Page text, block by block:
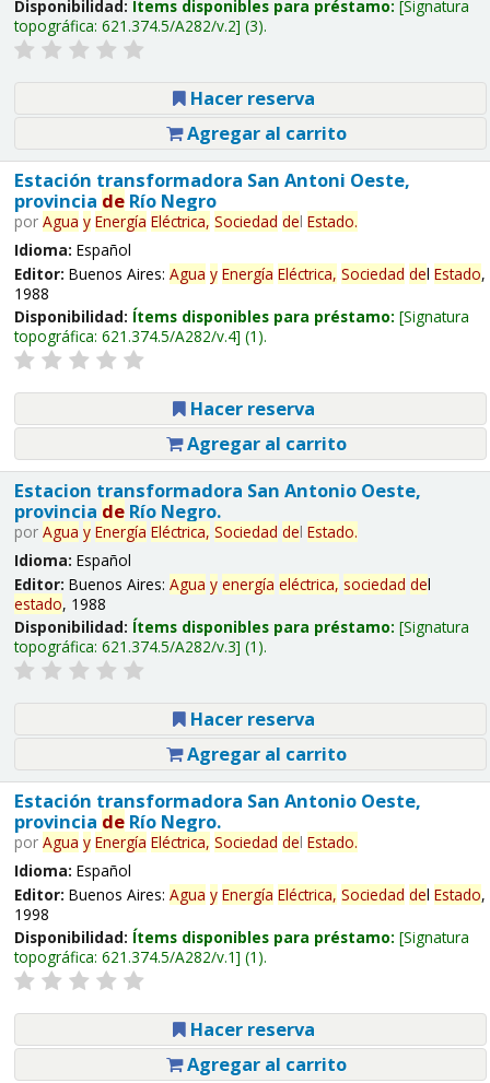
Disponibilidad: Ítems disponibles para préstamo: Signatura
topográfica: 621.374.5/A282/v.2 (3).
Hacer reserva
Agregar al carrito
Estación transformadora San Antoni Oeste,
provincia deRío Negro
por Agua y Energía Eléctrica, Sociedad del Estado.
Idioma: Español
Editor: Buenos Aires: Agua y Energía Eléctrica, Sociedad del Estado,
1988
Disponibilidad: Ítems disponibles para préstamo: Signatura
topográfica: 621.374.5/A282/v.4 (1).
Hacer reserva
Agregar al carrito
Estacion transformadora San Antonio Oeste,
provincia deRío Negro.
por Agua y Energía Eléctrica, Sociedad del Estado.
Idioma: Español
Editor: Buenos Aires: Agua y energía eléctrica, sociedad del
estado, 1988
Disponibilidad: Ítems disponibles para préstamo: Signatura
topográfica: 621.374.5/A282/v.3 (1).
Hacer reserva
Agregar al carrito
Estación transformadora San Antonio Oeste,
provincia deRío Negro.
por Agua y Energía Eléctrica, Sociedad del Estado.
Idioma: Español
Editor: Buenos Aires: Agua y Energía Eléctrica, Sociedad del Estado,
1998
Disponibilidad: Ítems disponibles para préstamo: Signatura
topográfica: 621.374.5/A282/v.1 (1).
Hacer reserva
Agregar al carrito